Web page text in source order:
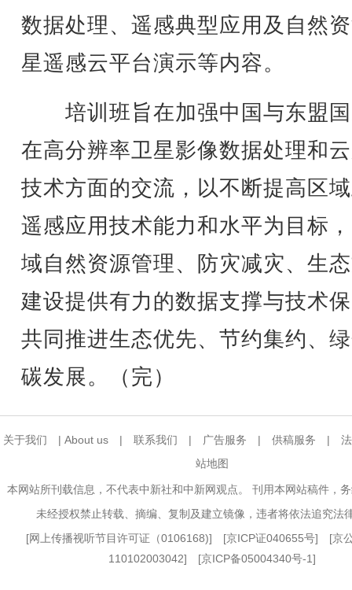
数据处理、遥感典型应用及自然
星遥感云平台演示等内容。
培训班旨在加强中国与东盟
在高分辨率卫星影像数据处理和
技术方面的交流，以不断提高区
遥感应用技术能力和水平为目标
域自然资源管理、防灾减灾、生
建设提供有力的数据支撑与技术
共同推进生态优先、节约集约、
碳发展。（完）
关于我们 | About us | 联系我们 | 广告服务 | 供稿服务 |
站地图
本网站所刊载信息，不代表中新社和中新网观点。 刊用本网站稿件，
未经授权禁止转载、摘编、复制及建立镜像，违者将依法追究法
[网上传播视听节目许可证（0106168)] [京ICP证040655号] [京
110102003042] [京ICP备05004340号-1]